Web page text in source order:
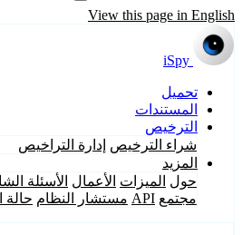
View this page in English
iSpy
تحميل
المستندات
الترخيص
شراء الترخيص إدارة التراخيص
المزيد
حول الميزات الأعمال الأسئلة
مجتمع API مستشار النظام حالة